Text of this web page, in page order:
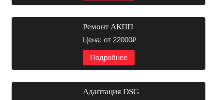
Ремонт АКПП
Цена: от 22000₽
Подробнее
Адаптация DSG